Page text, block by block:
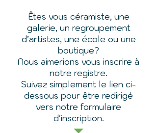
Êtes vous céramiste, une
galerie, un regroupement
d’artistes, une école ou une
boutique?
Nous aimerions vous inscrire à
notre registre.
Suivez simplement le lien ci-
dessous pour être redirigé
vers notre formulaire
d'inscription.